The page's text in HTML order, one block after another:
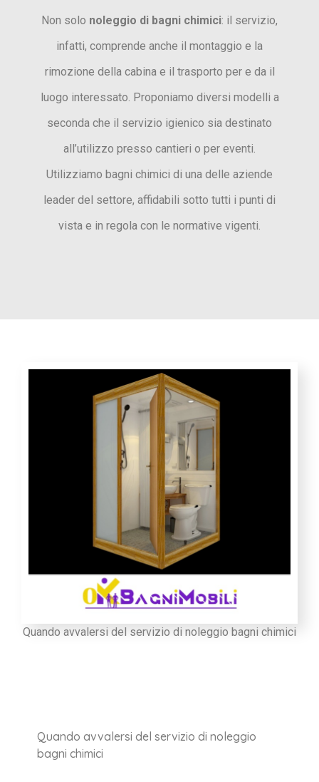
Non solo noleggio di bagni chimici: il servizio,
infatti, comprende anche il montaggio e la
rimozione della cabina e il trasporto per e da il
luogo interessato. Proponiamo diversi modelli a
seconda che il servizio igienico sia destinato
all’utilizzo presso cantieri o per eventi.
Utilizziamo bagni chimici di una delle aziende
leader del settore, affidabili sotto tutti i punti di
vista e in regola con le normative vigenti.
Quando avvalersi del servizio di noleggio
bagni chimici
Quando avvalersi del servizio di noleggio bagni chimici